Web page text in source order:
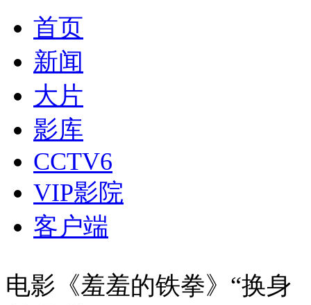
首页
新闻
大片
影库
CCTV6
VIP影院
客户端
电影《羞羞的铁拳》“换身